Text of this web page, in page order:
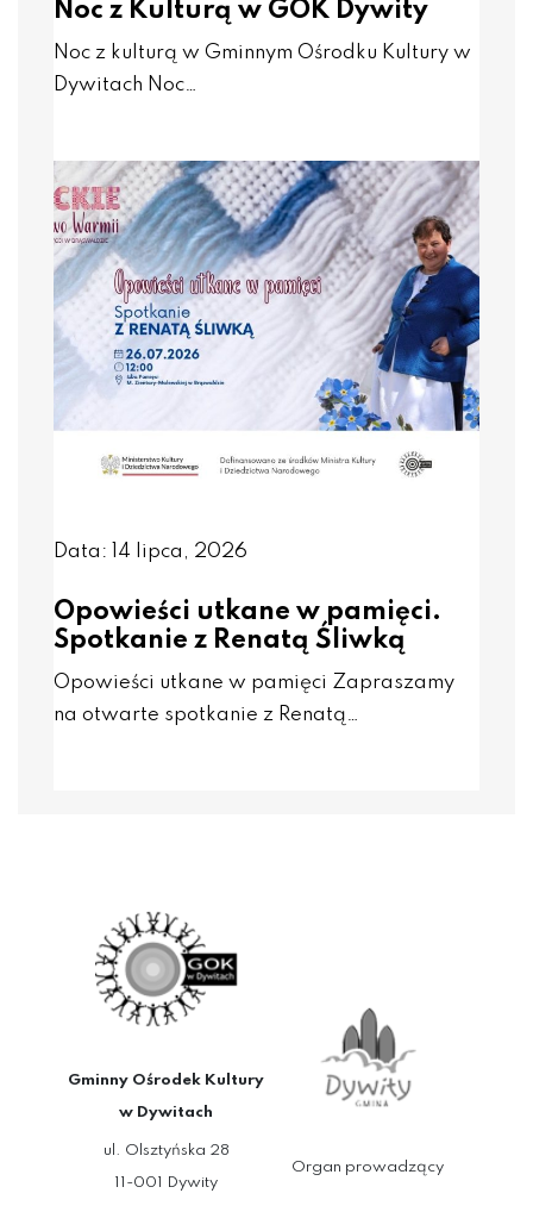
Noc z Kulturą w GOK Dywity
Noc z kulturą w Gminnym Ośrodku Kultury w
Dywitach Noc…
Data: 14 lipca, 2026
Opowieści utkane w pamięci.
Spotkanie z Renatą Śliwką
Opowieści utkane w pamięci Zapraszamy
na otwarte spotkanie z Renatą…
Gminny Ośrodek Kultury
w Dywitach
ul. Olsztyńska 28
11-001 Dywity
Organ prowadzący